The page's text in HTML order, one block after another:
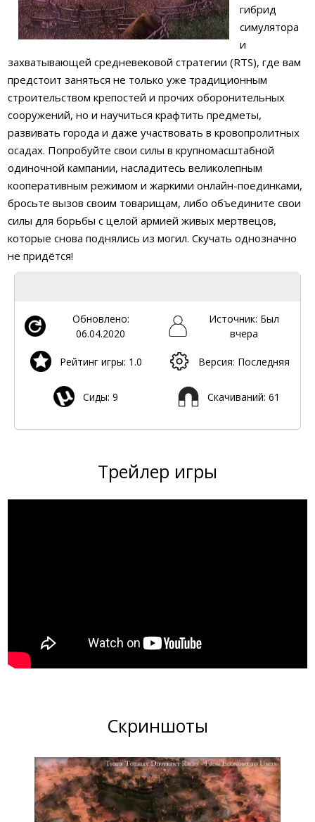
гибрид
симулятора
и
захватывающей средневековой стратегии (RTS), где вам
предстоит заняться не только уже традиционным
строительством крепостей и прочих оборонительных
сооружений, но и научиться крафтить предметы,
развивать города и даже участвовать в кровопролитных
осадах. Попробуйте свои силы в крупномасштабной
одиночной кампании, насладитесь великолепным
кооперативным режимом и жаркими онлайн-поединками,
бросьте вызов своим товарищам, либо объедините свои
силы для борьбы с целой армией живых мертвецов,
которые снова поднялись из могил. Скучать однозначно
не придётся!
Обновлено:
06.04.2020
Источник: Был
вчера
Рейтинг игры: 1.0 Версия: Последняя
Сиды: 9 Скачиваний: 61
Трейлер игры
Скриншоты